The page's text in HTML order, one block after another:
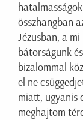
összhangban
Jézusban, a
bátorságunk
bizalommal
el ne
miatt, ugyanis
meghajtom